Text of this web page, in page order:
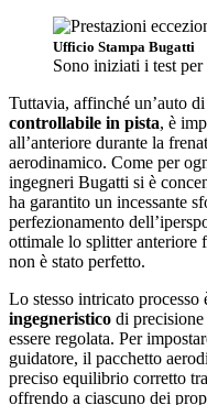
Ufficio Stampa Bugatti
Sono iniziati i test
Tuttavia, affinché un’auto di
controllabile in pista, è
all’anteriore durante la
aerodinamico. Come per
ingegneri Bugatti si è
ha garantito un incessante
perfezionamento
ottimale lo splitter anteriore
non è stato perfetto.
Lo stesso intricato processo
ingegneristico di
essere regolata. Per
guidatore, il pacchetto
preciso equilibrio corretto
offrendo a ciascuno dei